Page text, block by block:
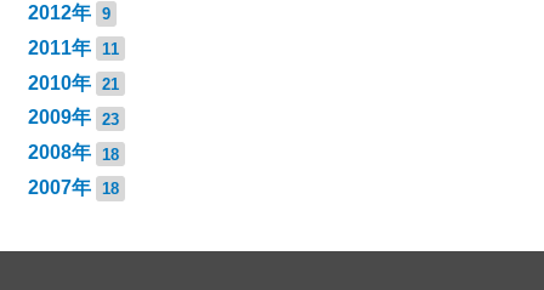
2012年 9
2011年 11
2010年 21
2009年 23
2008年 18
2007年 18